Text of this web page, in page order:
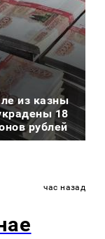
из казны
18
рублей
час назад